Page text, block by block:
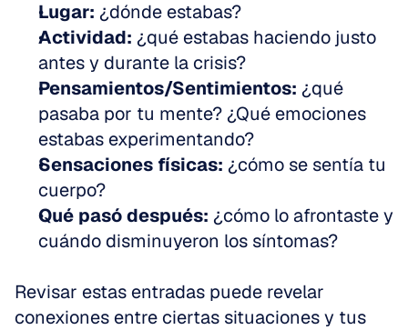
Lugar: ¿dónde estabas?
Actividad: ¿qué estabas haciendo justo
antes y durante la crisis?
Pensamientos/Sentimientos: ¿qué
pasaba por tu mente? ¿Qué emociones
estabas experimentando?
Sensaciones físicas: ¿cómo se sentía tu
cuerpo?
Qué pasó después: ¿cómo lo afrontaste y
cuándo disminuyeron los síntomas?
Revisar estas entradas puede revelar
conexiones entre ciertas situaciones y tus